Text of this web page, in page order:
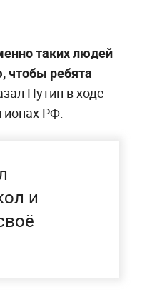
таких людей
чтобы ребята
Путин в ходе
РФ.
и